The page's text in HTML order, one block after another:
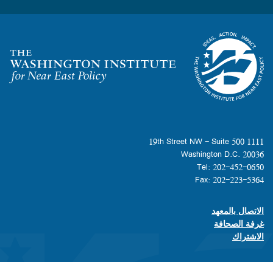
Homepage
1111 19th Street NW - Suite 500
Washington D.C. 20036
Tel: 202-452-0650
Fax: 202-223-5364
Footer contact links
الاتصال بالمعهد
غرفة الصحافة
الاشتراك